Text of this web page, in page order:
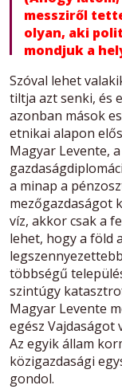
messziről
olyan, aki
mondjuk a
Szóval lehet
tiltja azt senki, és
azonban mások
etnikai alapon
Magyar Levente,
a minap a
mezőgazdaságot
víz, akkor csak a
lehet, hogy a föld
többségű
szintúgy
Magyar Levente
egész Vajdaságot
Az egyik állam
közigazdasági
gondol.